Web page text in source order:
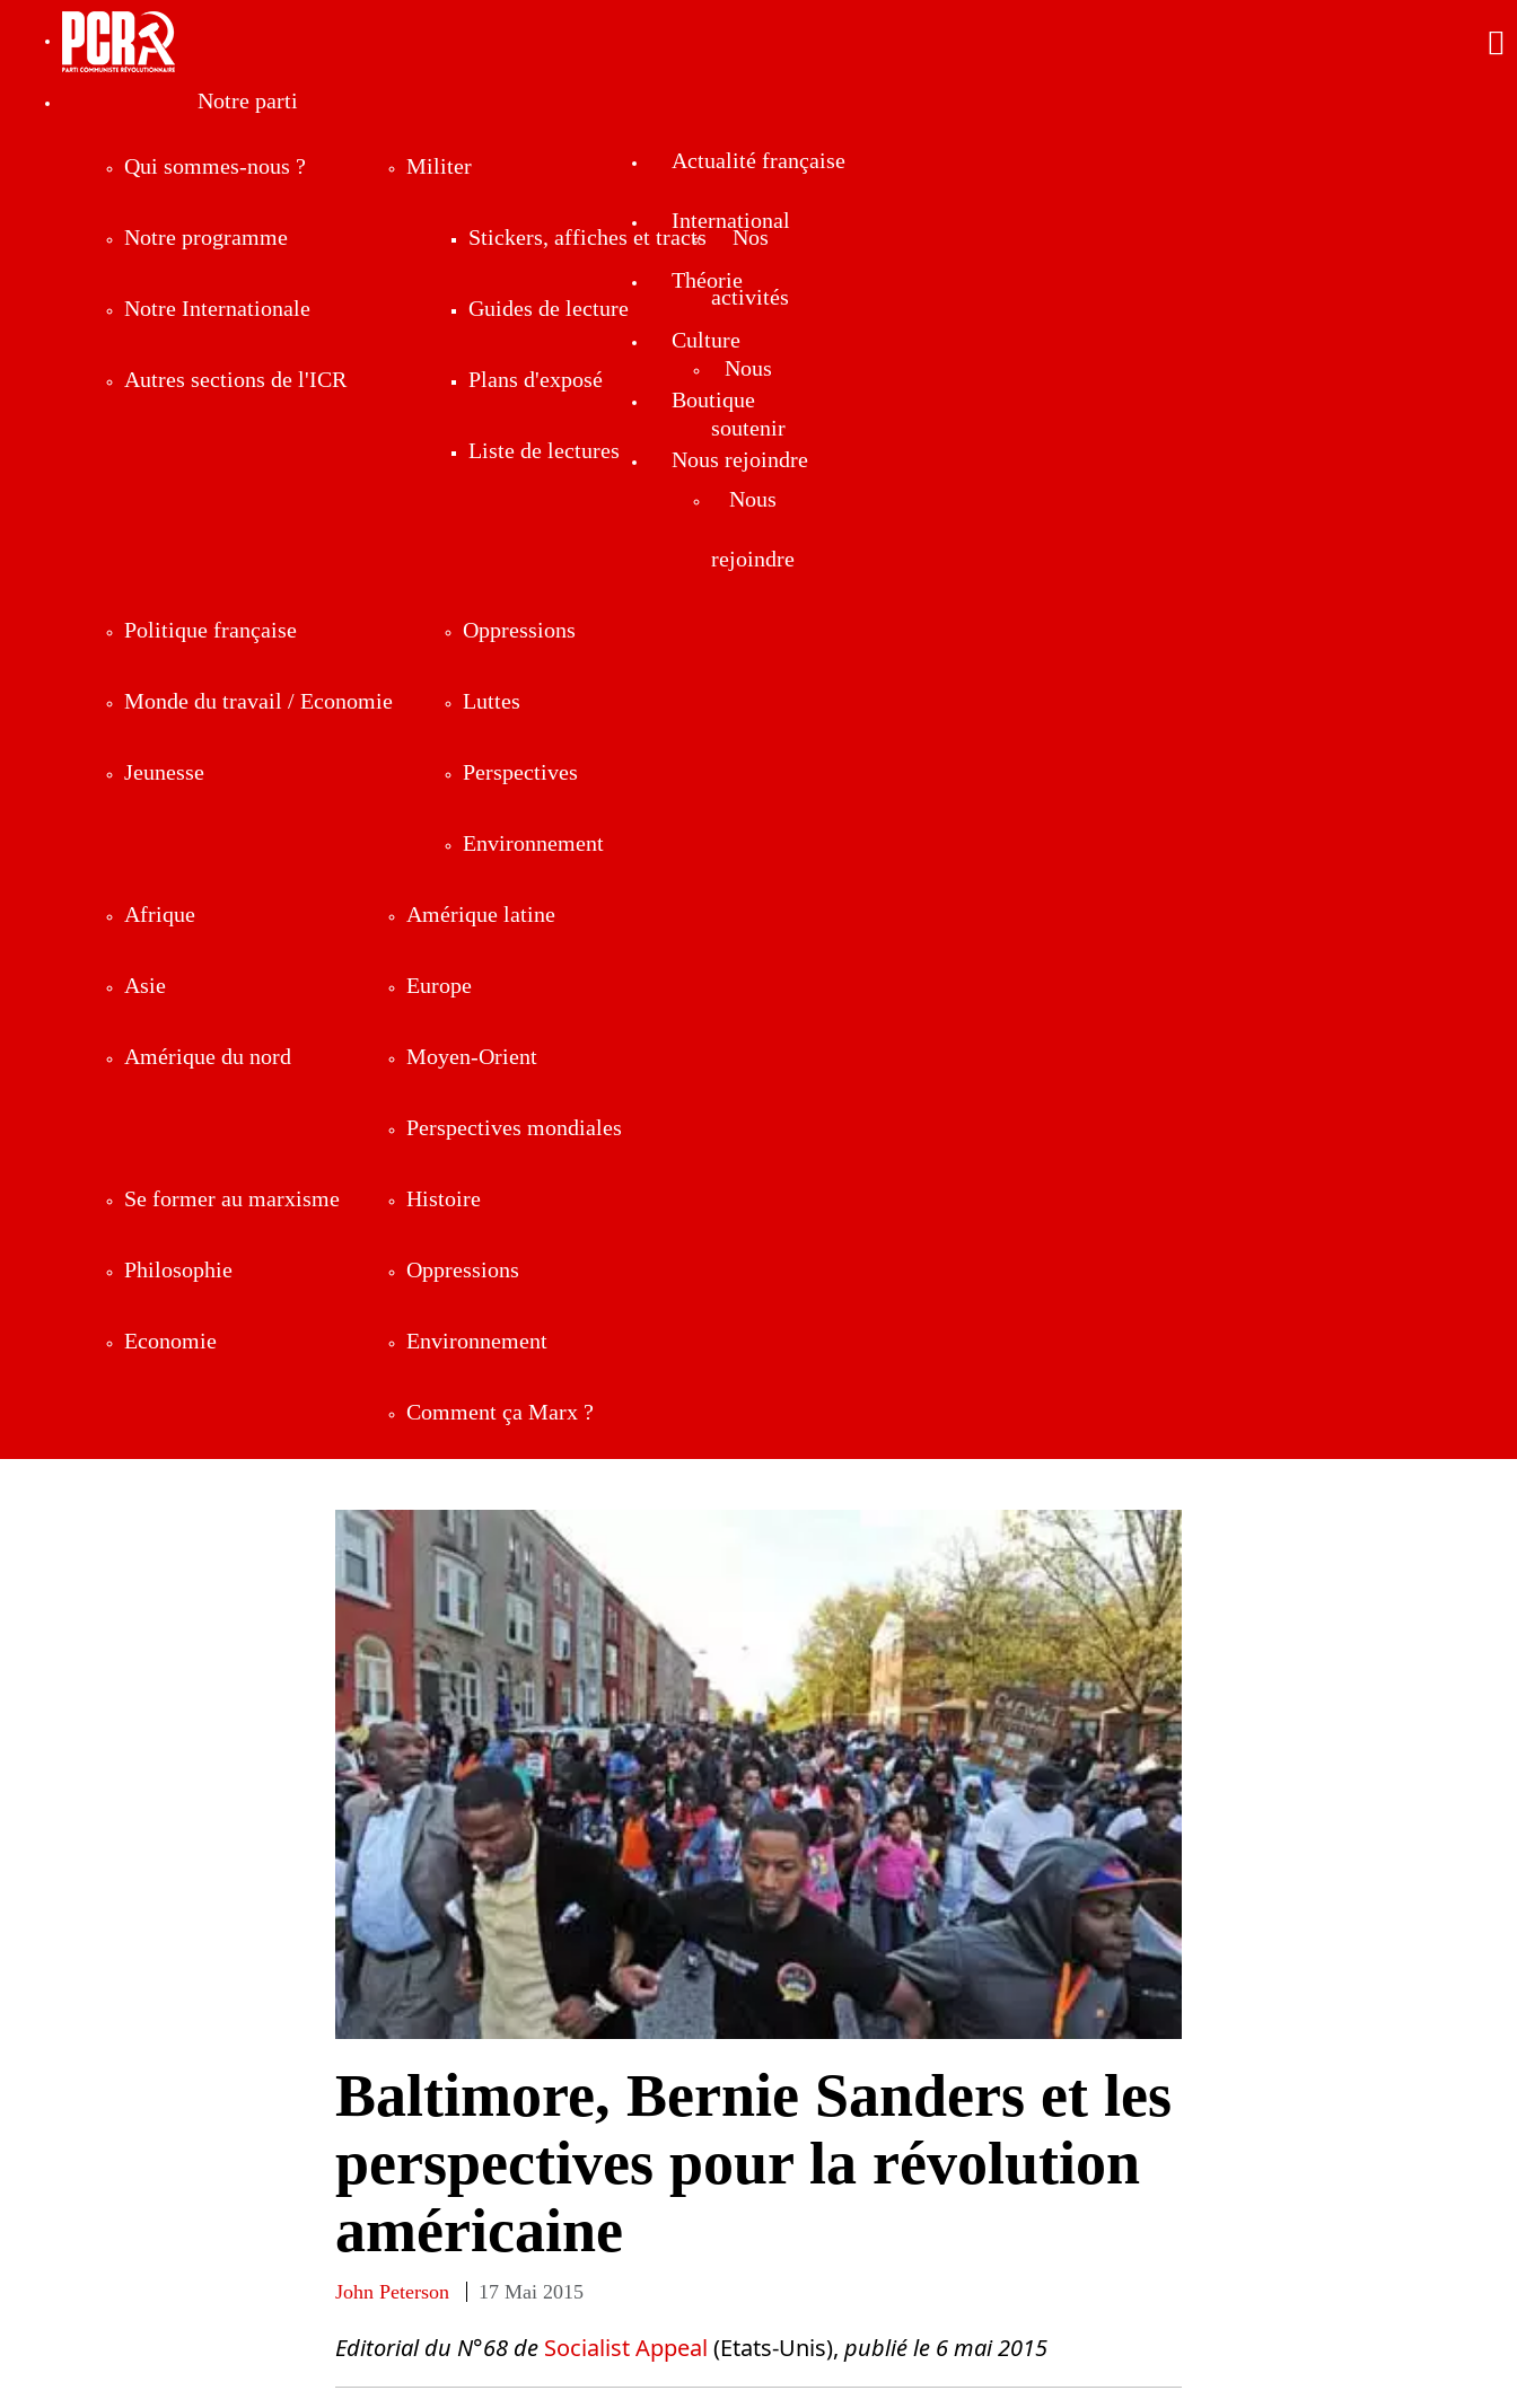
Notre parti
Qui sommes-nous ?
Notre programme
Notre Internationale
Autres sections de l'ICR
Militer
Stickers, affiches et tracts
Guides de lecture
Plans d'exposé
Liste de lectures
Nos
activités
Nous
soutenir
Nous
rejoindre
Actualité française
Politique française
Monde du travail / Economie
Jeunesse
Oppressions
Luttes
Perspectives
Environnement
International
Afrique
Asie
Amérique du nord
Amérique latine
Europe
Moyen-Orient
Perspectives mondiales
Théorie
Se former au marxisme
Philosophie
Economie
Histoire
Oppressions
Environnement
Comment ça Marx ?
Culture
Boutique
Nous rejoindre
Baltimore, Bernie Sanders et les
perspectives pour la révolution
américaine
John Peterson 17 Mai 2015
Editorial du N°68 de Socialist Appeal (Etats-Unis), publié le 6 mai 2015